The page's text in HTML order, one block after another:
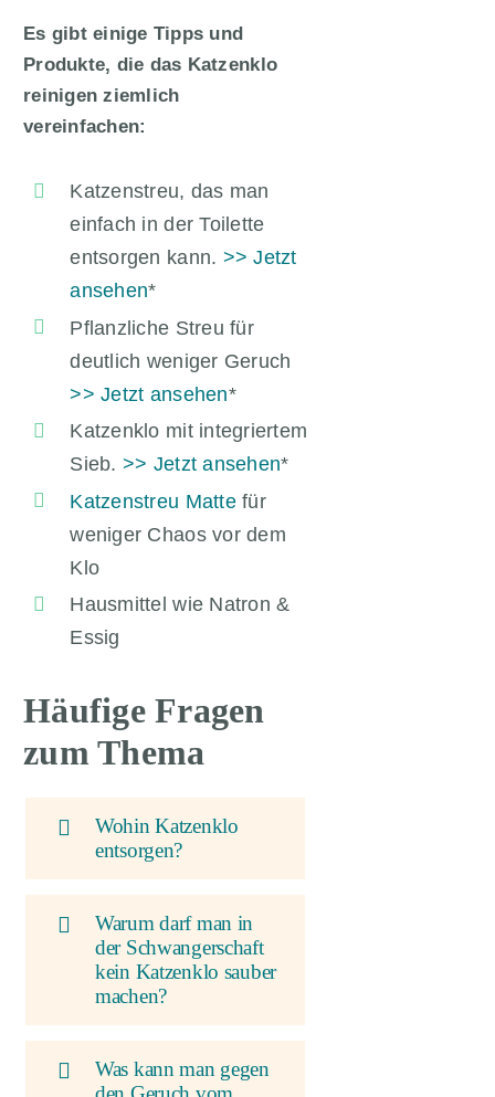
Es gibt einige Tipps und
Produkte, die das Katzenklo
reinigen ziemlich
vereinfachen:
Katzenstreu, das man
einfach in der Toilette
entsorgen kann. >> Jetzt
ansehen*
Pflanzliche Streu für
deutlich weniger Geruch
>> Jetzt ansehen*
Katzenklo mit integriertem
Sieb. >> Jetzt ansehen*
Katzenstreu Mattefür
weniger Chaos vor dem
Klo
Hausmittel wie Natron &
Essig
Häufige Fragen
zum Thema
Wohin Katzenklo
entsorgen?
Warum darf man in
der Schwangerschaft
kein Katzenklo sauber
machen?
Was kann man gegen